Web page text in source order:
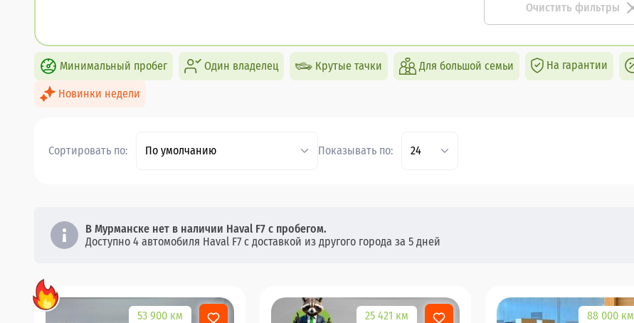
Очистить фильтры
Минимальный пробег Один владелец Крутые тачки Для большой семьи На гарантии
Новинки недели
Сортировать по: По умолчанию Показывать по: 24
В Мурманске нет в наличии Haval F7 с пробегом.
Доступно 4 автомобиля Haval F7 с доставкой из другого города за 5 дней
53 900 км 25 421 км 88 000 км